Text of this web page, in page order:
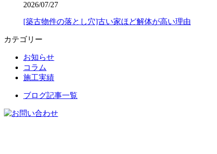
2026/07/27
[築古物件の落とし穴]古い家ほど解体が高い理由
カテゴリー
お知らせ
コラム
施工実績
ブログ記事一覧